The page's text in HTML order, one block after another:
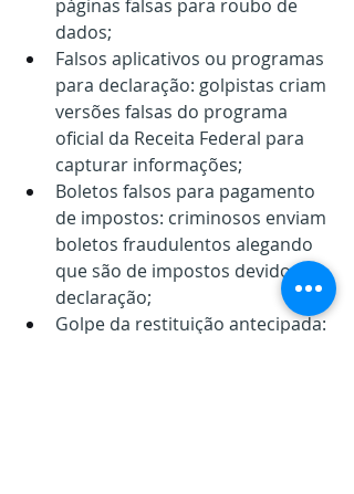
páginas falsas para roubo de
dados;
Falsos aplicativos ou programas
para declaração: golpistas criam
versões falsas do programa
oficial da Receita Federal para
capturar informações;
Boletos falsos para pagamento
de impostos: criminosos enviam
boletos fraudulentos alegando
que são de impostos devidos na
declaração;
Golpe da restituição antecipada: